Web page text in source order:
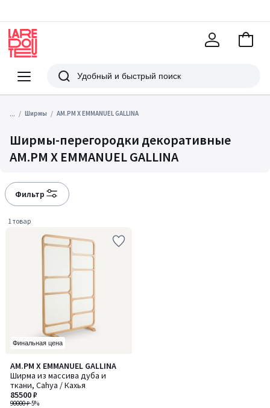
Меню
Redoute
Поиск
В
... Ширмы AM.PM X EMMANUEL GALLINA
Ширмы-перегородки декоративные
AM.PM X EMMANUEL GALLINA
Фильтр
1 товар
Финальная цена
AM.PM X EMMANUEL GALLINA
Ширма из массива дуба и
ткани, Cahya / Кахья
90000 ₽-5%
85500 ₽
5
/
5